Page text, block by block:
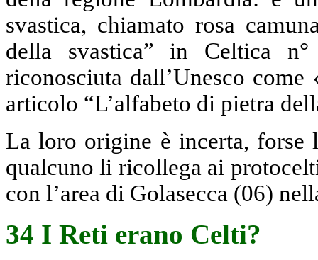
svastica, chiamato rosa
della svastica” in Celtica
riconosciuta dall’Unesco
articolo “L’alfabeto di pietra
La loro origine è incerta, forse
qualcuno li ricollega ai
con l’area di Golasecca (06)
34 I Reti erano Celti?